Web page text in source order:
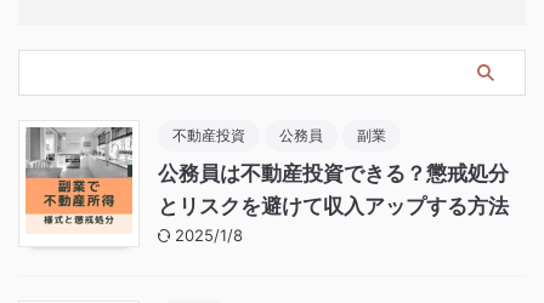
不動産投資 公務員 副業
公務員は不動産投資できる？懲戒処分
とリスクを避けて収入アップする方法
2025/1/8